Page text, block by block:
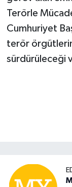
Terörle
Cumhuriyet
terör
sürdürüleceği